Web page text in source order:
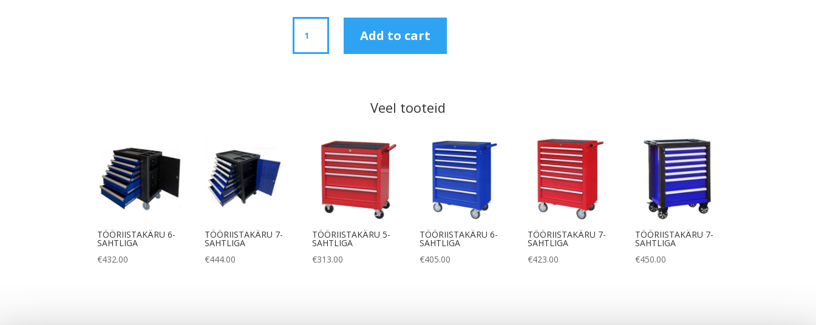
236-
OSA
Add to cart
Veel tooteid
TÖÖRIISTAKÄRU 6-
SAHTLIGA
€432.00
TÖÖRIISTAKÄRU 7-
SAHTLIGA
€444.00
TÖÖRIISTAKÄRU 5-
SAHTLIGA
€313.00
TÖÖRIISTAKÄRU 6-
SAHTLIGA
€405.00
TÖÖRIISTAKÄRU 7-
SAHTLIGA
€423.00
TÖÖRIISTAKÄRU 7-
SAHTLIGA
€450.00